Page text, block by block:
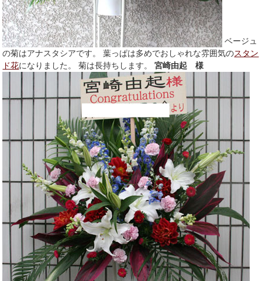
ベージュ
の菊はアナスタシアです。 葉っぱは多めでおしゃれな雰囲気のスタン
ド花になりました。 菊は長持ちします。宮崎由起 様